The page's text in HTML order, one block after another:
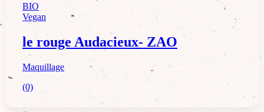
BIO
Vegan
le rouge Audacieux- ZAO
Maquillage
(0)